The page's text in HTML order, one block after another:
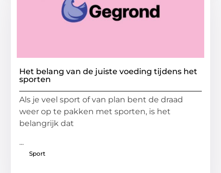
Het belang van de juiste voeding tijdens het
sporten
Als je veel sport of van plan bent de draad
weer op te pakken met sporten, is het
belangrijk dat
...
Sport